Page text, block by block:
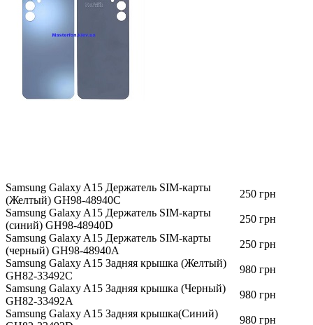
Samsung Galaxy A15 Держатель SIM-карты
(Желтый) GH98-48940C
250 грн
Samsung Galaxy A15 Держатель SIM-карты
(синий) GH98-48940D
250 грн
Samsung Galaxy A15 Держатель SIM-карты
(черный) GH98-48940A
250 грн
Samsung Galaxy A15 Задняя крышка (Желтый)
GH82-33492C
980 грн
Samsung Galaxy A15 Задняя крышка (Черный)
GH82-33492A
980 грн
Samsung Galaxy A15 Задняя крышка(Синий)
980 грн